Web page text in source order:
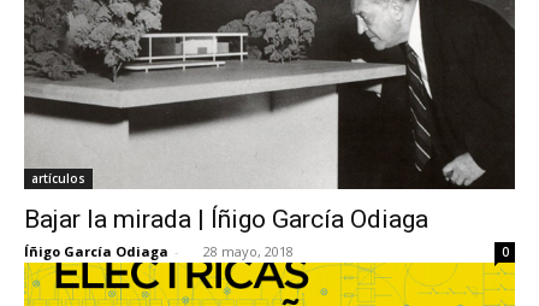
artículos
Bajar la mirada | Íñigo García Odiaga
Íñigo García Odiaga - 28 mayo, 2018 0